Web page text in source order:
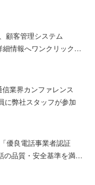
顧客管理システム
細情報へワンクリック…
業界カンファレンス
に弊社スタッフが参加
優良電話事業者認証
の品質・安全基準を満…